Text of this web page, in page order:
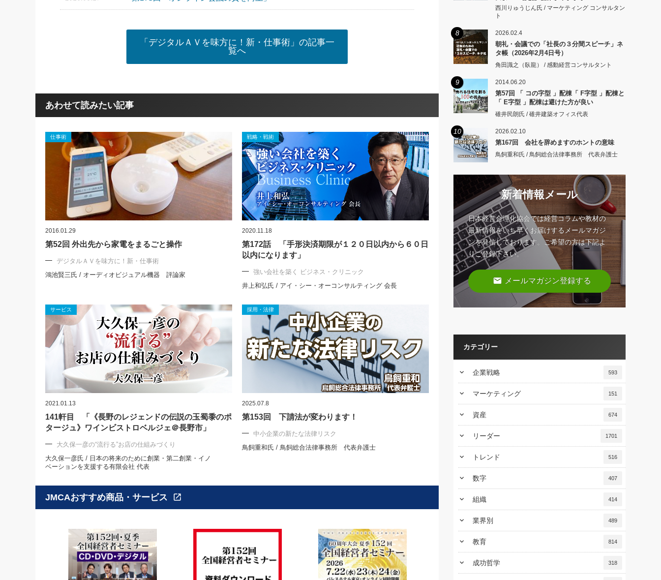
「デジタルＡＶを味方に！新・仕事術」の記事一
覧へ
あわせて読みたい記事
仕事術
2016.01.29
第52回 外出先から家電をまるごと操作
デジタルＡＶを味方に！新・仕事術
鴻池賢三氏 / オーディオビジュアル機器 評論家
戦略・戦術
2020.11.18
第172話 「手形決済期限が１２０日以内から６０日
以内になります」
強い会社を築く ビジネス・クリニック
井上和弘氏 / アイ・シー・オーコンサルティング 会長
サービス
2021.01.13
141軒目 「《長野のレジェンドの伝説の玉蜀黍のポ
タージュ》ワインビストロベルジェ＠長野市」
大久保一彦の“流行る”お店の仕組みづくり
大久保一彦氏 / 日本の将来のために創業・第二創業・イノ
ベーションを支援する有限会社 代表
採用・法律
2025.07.8
第153回 下請法が変わります！
中小企業の新たな法律リスク
鳥飼重和氏 / 鳥飼総合法律事務所 代表弁護士
JMCAおすすめ商品・サービス open_in_new
西川りゅうじん氏 / マーケティング コンサルタン
ト
8 2026.02.4
朝礼・会議での「社長の３分間スピーチ」ネ
タ帳（2026年2月4日号）
角田識之（臥龍） / 感動経営コンサルタント
9 2014.06.20
第57回 「 コの字型 」配棟「 F字型 」配棟と
「 E字型 」配棟は避けた方が良い
碓井民朗氏 / 碓井建築オフィス代表
10 2026.02.10
第167回 会社を辞めますのホントの意味
鳥飼重和氏 / 鳥飼総合法律事務所 代表弁護士
新着情報メール
日本経営合理化協会では経営コラムや教材の
最新情報をいち早くお届けするメールマガジ
ンを発信しております。ご希望の方は下記よ
りご登録下さい。
email メールマガジン登録する
カテゴリー
keyboard_arrow_down 企業戦略 593
keyboard_arrow_down マーケティング 151
keyboard_arrow_down 資産 674
keyboard_arrow_down リーダー 1701
keyboard_arrow_down トレンド 516
keyboard_arrow_down 数字 407
keyboard_arrow_down 組織 414
keyboard_arrow_down 業界別 489
keyboard_arrow_down 教育 814
keyboard_arrow_down 成功哲学 318